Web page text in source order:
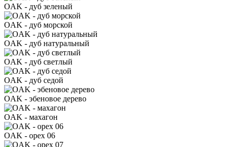
OAK - дуб зеленый
OAK - дуб морской
OAK - дуб натуральный
OAK - дуб светлый
OAK - дуб седой
OAK - эбеновое дерево
OAK - махагон
OAK - орех 06